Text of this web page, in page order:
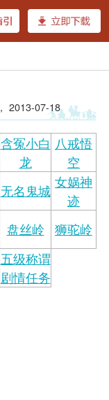
， 2013-07-18
含冤小白
龙
八戒悟
空
无名鬼城 女娲神
迹
盘丝岭 狮驼岭
五级称谓
剧情任务